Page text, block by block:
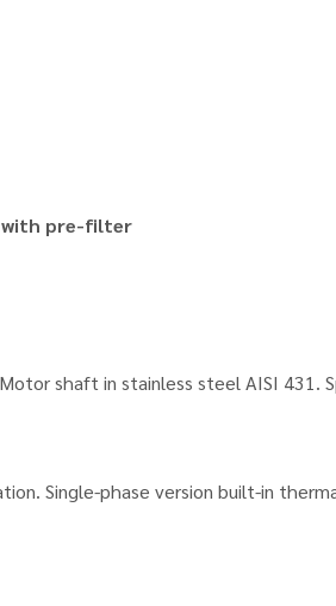
with pre-filter
shaft in stainless steel AISI 431.
Single-phase version built-in